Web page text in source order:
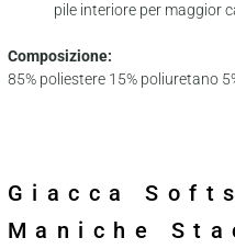
pile interiore per maggior
Composizione:
85% poliestere 15% poliuretano
Giacca
Maniche